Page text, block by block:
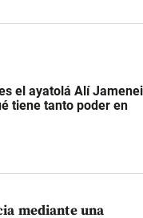
el ayatolá Alí Jamenei
tiene tanto poder en
mediante una